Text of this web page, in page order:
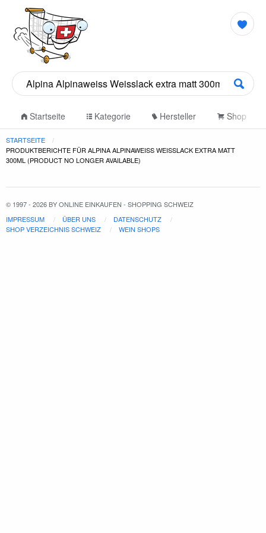
Startseite Kategorie Hersteller Shop
STARTSEITE
PRODUKTBERICHTE FÜR ALPINA ALPINAWEISS WEISSLACK EXTRA MATT
300ML (PRODUCT NO LONGER AVAILABLE)
© 1997 - 2026 BY ONLINE EINKAUFEN - SHOPPING SCHWEIZ
IMPRESSUM
ÜBER UNS
DATENSCHUTZ
SHOP VERZEICHNIS SCHWEIZ
WEIN SHOPS